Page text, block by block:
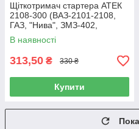
Щіткотримач стартера АТЕК
2108-300 (ВАЗ-2101-2108,
ГАЗ, "Нива", ЗМЗ-402,
ЗМЗ-406) 12В
В наявності
313,50 ₴ 330 ₴
Купити